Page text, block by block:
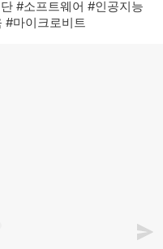
#소프트웨어 #인공지능
#마이크로비트